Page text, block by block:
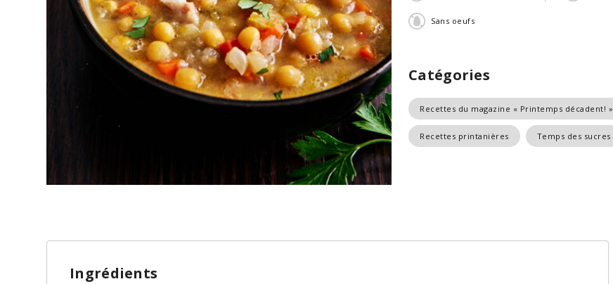
Sans oeufs
Catégories
Recettes du magazine « Printemps décadent! »
Recettes printanières Temps des sucres
Ingrédients